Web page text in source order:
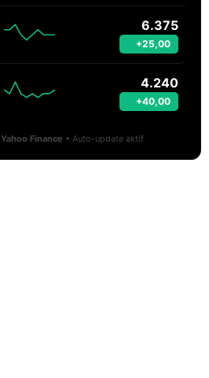
6.375
+25,00
4.240
+40,00
Yahoo Finance • Auto-update aktif